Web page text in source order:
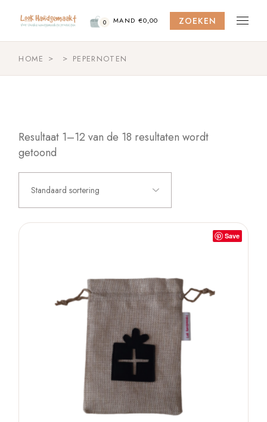
content
0 MAND €0,00 ZOEKEN
HOME PEPERNOTEN
Resultaat 1–12 van de 18 resultaten wordt
getoond
Standaard sortering
Save